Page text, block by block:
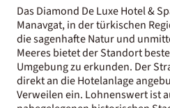
Das Diamond De Luxe Hotel &
Manavgat, in der türkischen
die sagenhafte Natur und
Meeres bietet der Standort
Umgebung zu erkunden. Der
direkt an die Hotelanlage
Verweilen ein. Lohnenswert ist